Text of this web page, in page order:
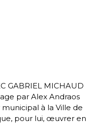
GABRIEL MICHAUD
par Alex Andraos
à la Ville de
pour lui, œuvrer en